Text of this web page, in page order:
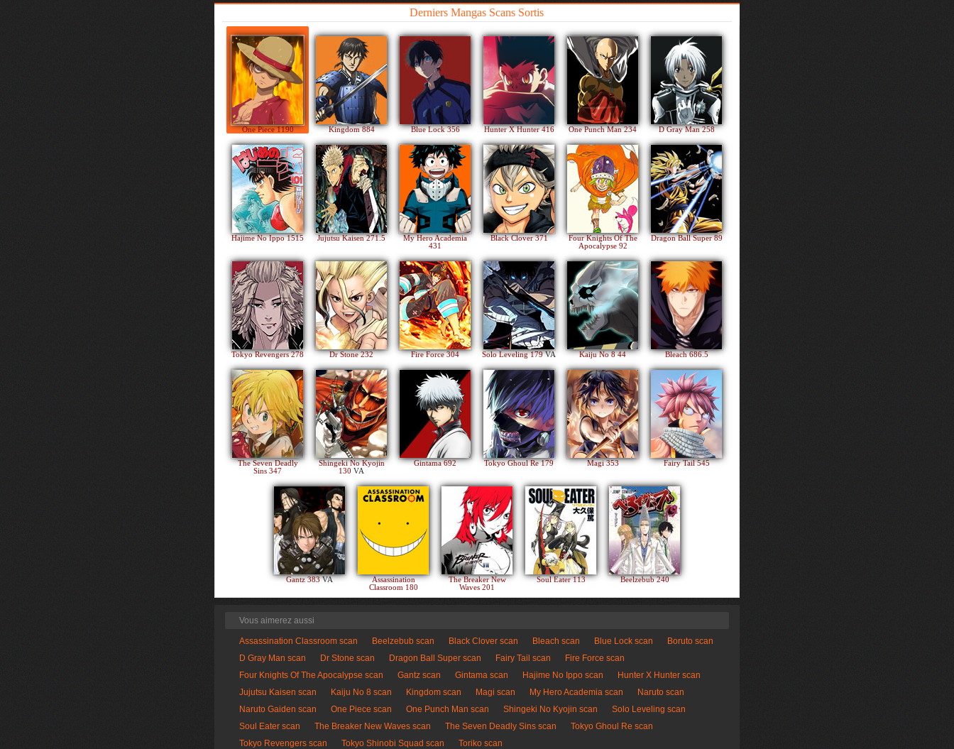
Derniers Mangas Scans Sortis
One Piece 1190 Kingdom 884 Blue Lock 356 Hunter X Hunter 416 One Punch Man 234 D Gray Man 258
Hajime No Ippo 1515 Jujutsu Kaisen 271.5
My Hero Academia
431
Black Clover 371
Four Knights Of The
Apocalypse 92
Dragon Ball Super 89
Tokyo Revengers 278 Dr Stone 232 Fire Force 304 Solo Leveling 179VA Kaiju No 8 44 Bleach 686.5
The Seven Deadly
Sins 347
Shingeki No Kyojin
130 VA
Gintama 692 Tokyo Ghoul Re 179 Magi 353 Fairy Tail 545
Gantz 383VA
Assassination
Classroom 180
The Breaker New
Waves 201
Soul Eater 113 Beelzebub 240
Vous aimerez aussi
Assassination Classroom scan Beelzebub scan Black Clover scan Bleach scan Blue Lock scan
Boruto scan
D Gray Man scan
Dr Stone scan Dragon Ball Super scan Fairy Tail scan
Fire Force scan
Four Knights Of The Apocalypse scan
Gantz scan Gintama scan Hajime No Ippo scan
Hunter X Hunter scan
Jujutsu Kaisen scan
Kaiju No 8 scan Kingdom scan Magi scan My Hero Academia scan
Naruto scan
Naruto Gaiden scan
One Piece scan One Punch Man scan Shingeki No Kyojin scan
Solo Leveling scan
Soul Eater scan
The Breaker New Waves scan The Seven Deadly Sins scan
Tokyo Ghoul Re scan
Tokyo Revengers scan
Tokyo Shinobi Squad scan Toriko scan